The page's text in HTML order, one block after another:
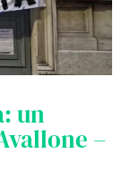
un
–